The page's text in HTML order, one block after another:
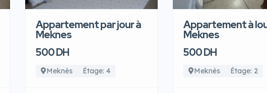
Appartement par jour à
Meknes
500 DH
Meknès Étage: 4
Appartement à
Meknes
500 DH
Meknès Étage: 2